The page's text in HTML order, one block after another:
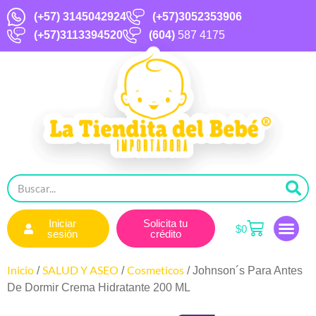
(+57) 3145042924
(+57)3052353906
(+57)3113394520
(604) 587 4175
Iniciar
sesión
Solicita tu
crédito
$0
Inicio /SALUD Y ASEO /Cosmeticos / Johnson´s Para Antes
De Dormir Crema Hidratante 200 ML